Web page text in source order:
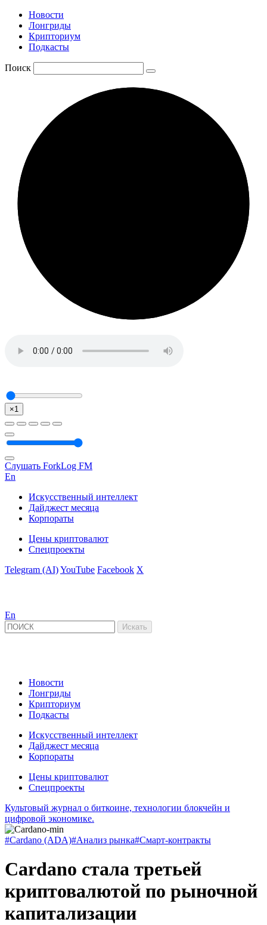
Новости
Лонгриды
Крипториум
Подкасты
Поиск
×1
Слушать ForkLog FM
En
Искусственный интеллект
Дайджест месяца
Корпораты
Цены криптовалют
Спецпроекты
Telegram (AI)YouTube Facebook X
En
Новости
Лонгриды
Крипториум
Подкасты
Искусственный интеллект
Дайджест месяца
Корпораты
Цены криптовалют
Спецпроекты
Культовый журнал о биткоине, технологии блокчейн и
цифровой экономике.
#Cardano (ADA)#Анализ рынка#Смарт-контракты
Cardano стала третьей
криптовалютой по рыночной
капитализации